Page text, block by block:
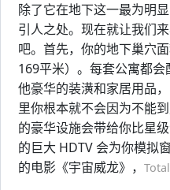
除了它在地下这一最为明
引人之处。现在就让我们
吧。首先，你的地下巢穴
169平米）。每套公寓都
他豪华的装潢和家居用品
里你根本就不会因为不能
的豪华设施会带给你比星
的巨大 HDTV 会为你模拟
的电影《宇宙威龙》，